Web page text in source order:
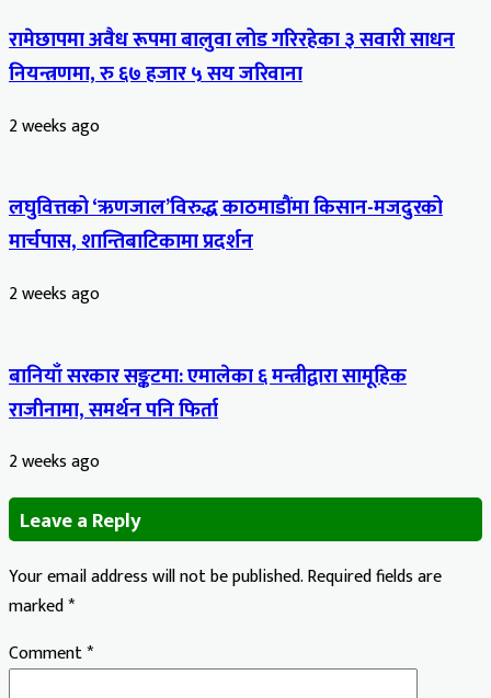
रामेछापमा अवैध रूपमा बालुवा लोड गरिरहेका ३ सवारी साधन
नियन्त्रणमा, रु ६७ हजार ५ सय जरिवाना
2 weeks ago
लघुवित्तको ‘ऋणजाल’विरुद्ध काठमाडौंमा किसान-मजदुरको
मार्चपास, शान्तिबाटिकामा प्रदर्शन
2 weeks ago
बानियाँ सरकार सङ्कटमा: एमालेका ६ मन्त्रीद्वारा सामूहिक
राजीनामा, समर्थन पनि फिर्ता
2 weeks ago
Leave a Reply
Your email address will not be published.Required fields are
marked*
Comment*